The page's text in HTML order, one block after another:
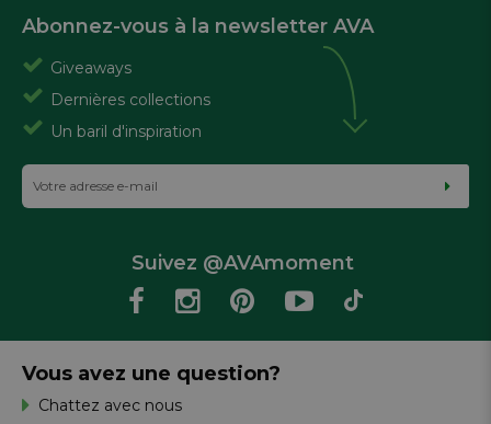
Abonnez-vous à la newsletter AVA
Giveaways
Dernières collections
Un baril d'inspiration
Suivez @AVAmoment
Vous avez une question?
Chattez avec nous